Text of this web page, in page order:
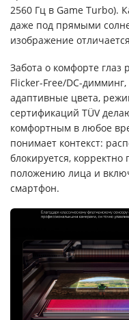
2560 Гц в Game Turbo).
даже под прямыми
изображение
Забота о комфорте
Flicker-Free/DC-
адаптивные цвета,
сертификаций TÜV
комфортным в любое
понимает контекст:
блокируется,
положению лица и
смартфон.